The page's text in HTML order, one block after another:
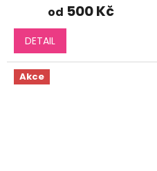
od 500 Kč
DETAIL
Akce